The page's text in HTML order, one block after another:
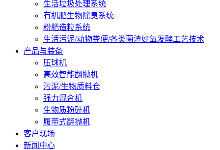
生活垃圾处理系统
有机肥生物除臭系统
粉肥造粒系统
生活污泥/动物粪便/各类菌渣好氧发酵工艺技术
产品与装备
压球机
高效智能翻抛机
污泥/生物质料仓
强力混合机
生物质粉碎机
履带式翻抛机
客户现场
新闻中心